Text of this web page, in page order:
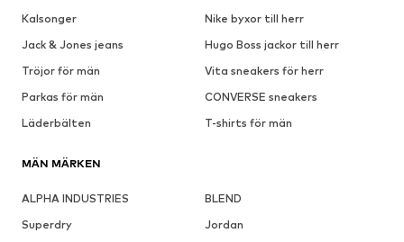
Kalsonger
Nike byxor till herr
Jack & Jones jeans
Hugo Boss jackor till herr
Tröjor för män
Vita sneakers för herr
Parkas för män
CONVERSE sneakers
Läderbälten
T-shirts för män
MÄN MÄRKEN
ALPHA INDUSTRIES
BLEND
Superdry
Jordan